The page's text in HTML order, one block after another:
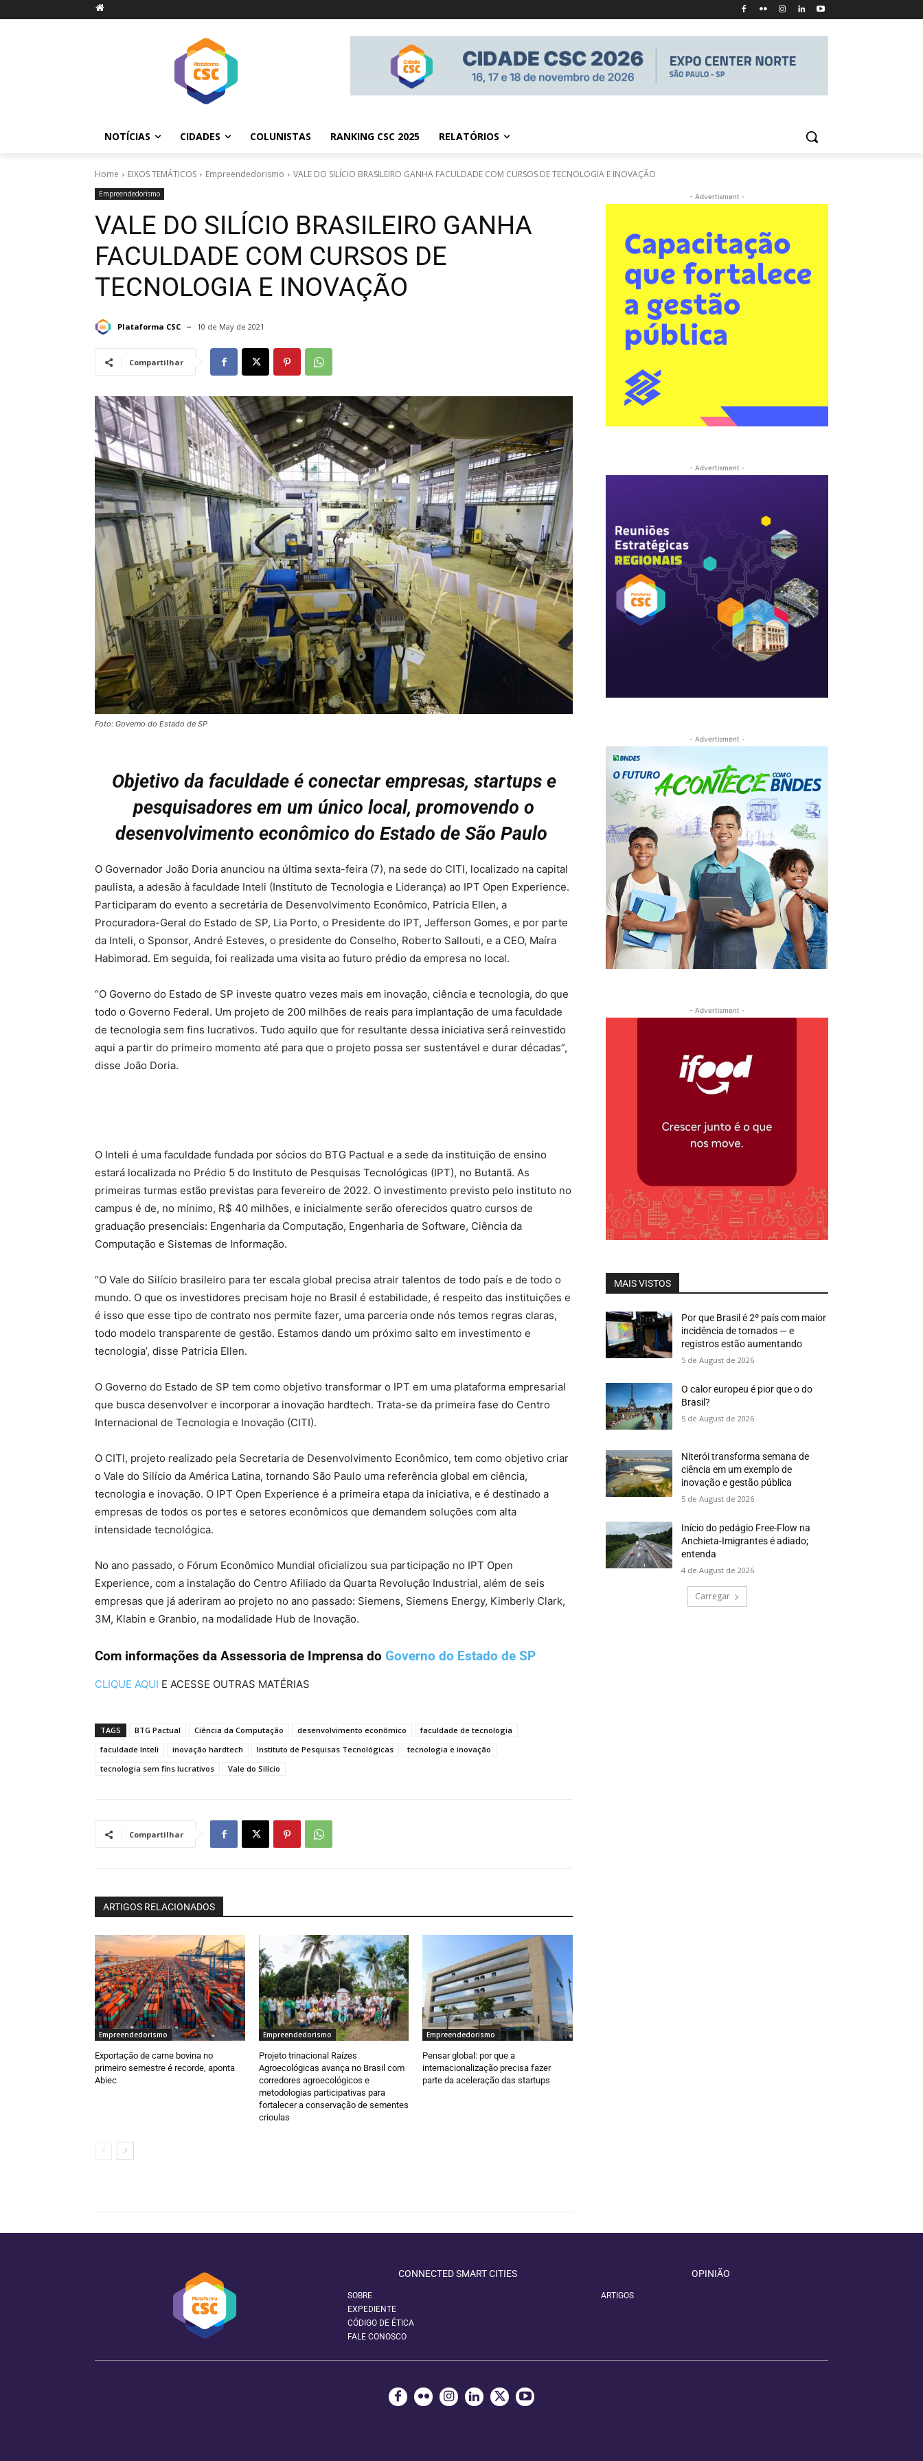
NOTÍCIAS CIDADES COLUNISTAS RANKING CSC 2025 RELATÓRIOS
Home EIXOS TEMÁTICOS Empreendedorismo VALE DO SILÍCIO BRASILEIRO GANHA FACULDADE COM CURSOS DE TECNOLOGIA E INOVAÇÃO
Empreendedorismo
VALE DO SILÍCIO BRASILEIRO GANHA
FACULDADE COM CURSOS DE
TECNOLOGIA E INOVAÇÃO
Plataforma CSC 10 de May de 2021
Compartilhar
Foto: Governo do Estado de SP
Objetivo da faculdade é conectar empresas, startups e
pesquisadores em um único local, promovendo o
desenvolvimento econômico do Estado de São Paulo
O Governador João Doria anunciou na última sexta-feira (7), na sede do CITI, localizado na capital
paulista, a adesão à faculdade Inteli (Instituto de Tecnologia e Liderança) ao IPT Open Experience.
Participaram do evento a secretária de Desenvolvimento Econômico, Patricia Ellen, a
Procuradora-Geral do Estado de SP, Lia Porto, o Presidente do IPT, Jefferson Gomes, e por parte
da Inteli, o Sponsor, André Esteves, o presidente do Conselho, Roberto Sallouti, e a CEO, Maíra
Habimorad. Em seguida, foi realizada uma visita ao futuro prédio da empresa no local.
“O Governo do Estado de SP investe quatro vezes mais em inovação, ciência e tecnologia, do que
todo o Governo Federal. Um projeto de 200 milhões de reais para implantação de uma faculdade
de tecnologia sem fins lucrativos. Tudo aquilo que for resultante dessa iniciativa será reinvestido
aqui a partir do primeiro momento até para que o projeto possa ser sustentável e durar décadas”,
disse João Doria.
O Inteli é uma faculdade fundada por sócios do BTG Pactual e a sede da instituição de ensino
estará localizada no Prédio 5 do Instituto de Pesquisas Tecnológicas (IPT), no Butantã. As
primeiras turmas estão previstas para fevereiro de 2022. O investimento previsto pelo instituto no
campus é de, no mínimo, R$ 40 milhões, e inicialmente serão oferecidos quatro cursos de
graduação presenciais: Engenharia da Computação, Engenharia de Software, Ciência da
Computação e Sistemas de Informação.
“O Vale do Silício brasileiro para ter escala global precisa atrair talentos de todo país e de todo o
mundo. O que os investidores precisam hoje no Brasil é estabilidade, é respeito das instituições e
é isso que esse tipo de contrato nos permite fazer, uma parceria onde nós temos regras claras,
todo modelo transparente de gestão. Estamos dando um próximo salto em investimento e
tecnologia’, disse Patricia Ellen.
O Governo do Estado de SP tem como objetivo transformar o IPT em uma plataforma empresarial
que busca desenvolver e incorporar a inovação hardtech. Trata-se da primeira fase do Centro
Internacional de Tecnologia e Inovação (CITI).
O CITI, projeto realizado pela Secretaria de Desenvolvimento Econômico, tem como objetivo criar
o Vale do Silício da América Latina, tornando São Paulo uma referência global em ciência,
tecnologia e inovação. O IPT Open Experience é a primeira etapa da iniciativa, e é destinado a
empresas de todos os portes e setores econômicos que demandem soluções com alta
intensidade tecnológica.
No ano passado, o Fórum Econômico Mundial oficializou sua participação no IPT Open
Experience, com a instalação do Centro Afiliado da Quarta Revolução Industrial, além de seis
empresas que já aderiram ao projeto no ano passado: Siemens, Siemens Energy, Kimberly Clark,
3M, Klabin e Granbio, na modalidade Hub de Inovação.
Com informações da Assessoria de Imprensa do Governo do Estado de SP
CLIQUE AQUI E ACESSE OUTRAS MATÉRIAS
TAGS BTG Pactual Ciência da Computação desenvolvimento econômico
faculdade de tecnologia
faculdade Inteli
inovação hardtech Instituto de Pesquisas Tecnológicas
tecnologia e inovação
tecnologia sem fins lucrativos
Vale do Silício
Compartilhar
ARTIGOS RELACIONADOS
Empreendedorismo
Exportação de carne bovina no
primeiro semestre é recorde, aponta
Abiec
Empreendedorismo
Projeto trinacional Raízes
Agroecológicas avança no Brasil com
corredores agroecológicos e
metodologias participativas para
fortalecer a conservação de sementes
crioulas
Empreendedorismo
Pensar global: por que a
internacionalização precisa fazer
parte da aceleração das startups
- Advertisment -
- Advertisment -
- Advertisment -
- Advertisment -
MAIS VISTOS
Por que Brasil é 2º país com maior
incidência de tornados — e
registros estão aumentando
5 de August de 2026
O calor europeu é pior que o do
Brasil?
5 de August de 2026
Niterói transforma semana de
ciência em um exemplo de
inovação e gestão pública
5 de August de 2026
Início do pedágio Free-Flow na
Anchieta-Imigrantes é adiado;
entenda
4 de August de 2026
Carregar
CONNECTED SMART CITIES
SOBRE
EXPEDIENTE
CÓDIGO DE ÉTICA
FALE CONOSCO
OPINIÃO
ARTIGOS